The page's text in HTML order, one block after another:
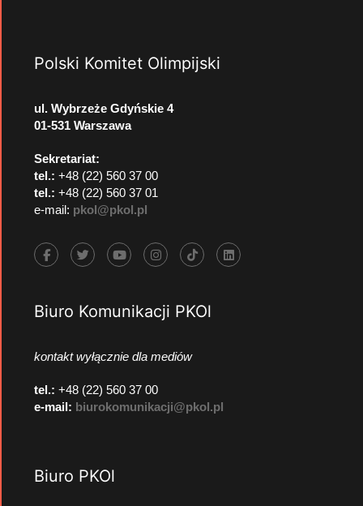
Polski Komitet Olimpijski
ul. Wybrzeże Gdyńskie 4
01-531 Warszawa
Sekretariat:
tel.: +48 (22) 560 37 00
tel.: +48 (22) 560 37 01
e-mail: pkol@pkol.pl
Biuro Komunikacji PKOl
kontakt wyłącznie dla mediów
tel.: +48 (22) 560 37 00
e-mail: biurokomunikacji@pkol.pl
Biuro PKOl